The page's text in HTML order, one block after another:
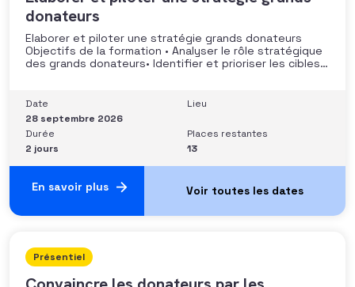
donateurs
Elaborer et piloter une stratégie grands donateurs
Objectifs de la formation • Analyser le rôle stratégique
des grands donateurs• Identifier et prioriser les cibles à
parties prenantes• Construire un argumentaire
personnalisé et piloter le parcours
Date
28 septembre 2026
Lieu
Durée
2 jours
Places restantes
13
En savoir plus
Présentiel